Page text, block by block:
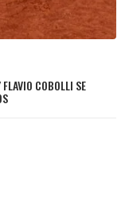
COBOLLI SE